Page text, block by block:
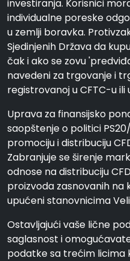
investiranja. Korisnici
individualne poreske
u zemlji boravka.
Sjedinjenih Država da
čak i ako se zovu
navedeni za trgovanje i
registrovanoj u CFTC-u ili
Uprava za finansijsko
saopštenje o politici
promociju i distribuciju
Zabranjuje se širenje
odnose na distribuciju
proizvoda zasnovanih na
upućeni stanovnicima
Ostavljajući vaše lične
saglasnost i
podatke sa trećim licima